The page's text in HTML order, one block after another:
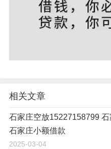
相关文章
石家庄空放15227158799
石家庄小额借款
2025-03-04